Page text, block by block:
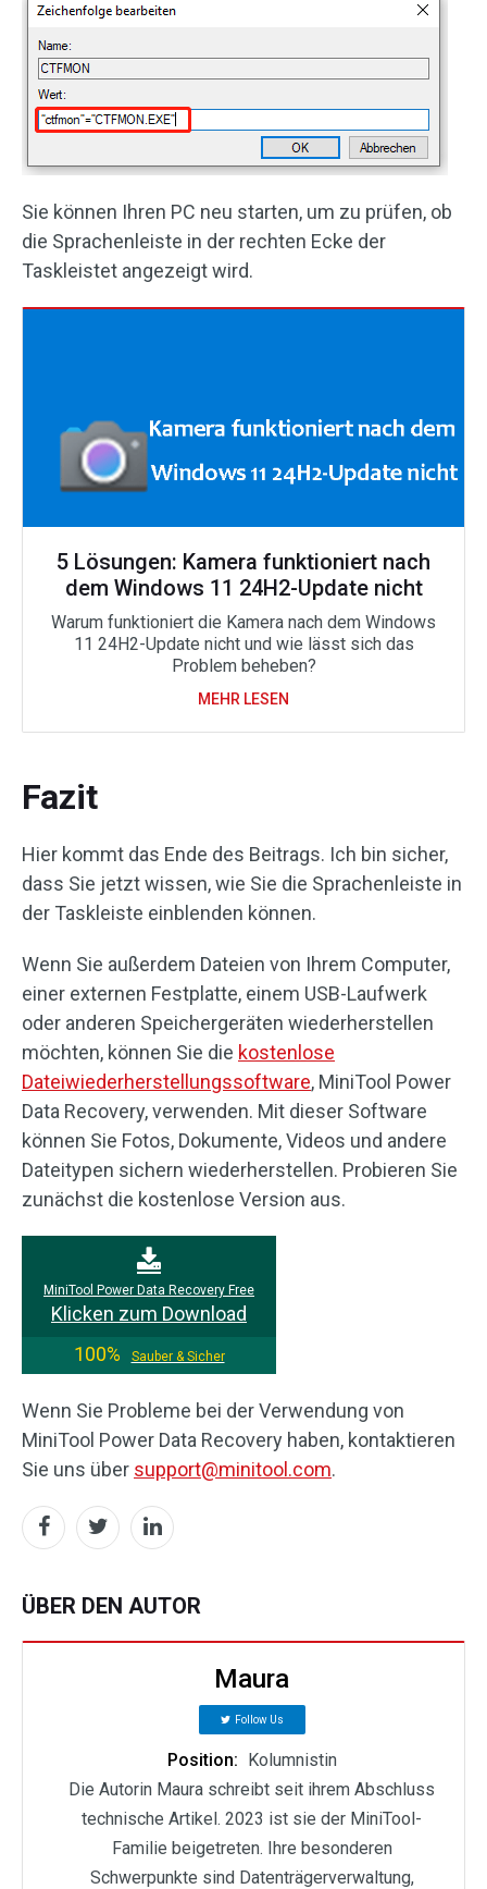
Sie können Ihren PC neu starten, um zu prüfen, ob
die Sprachenleiste in der rechten Ecke der
Taskleistet angezeigt wird.
5 Lösungen: Kamera funktioniert nach
dem Windows 11 24H2-Update nicht
Warum funktioniert die Kamera nach dem Windows
11 24H2-Update nicht und wie lässt sich das
Problem beheben?
MEHR LESEN
Fazit
Hier kommt das Ende des Beitrags. Ich bin sicher,
dass Sie jetzt wissen, wie Sie die Sprachenleiste in
der Taskleiste einblenden können.
Wenn Sie außerdem Dateien von Ihrem Computer,
einer externen Festplatte, einem USB-Laufwerk
oder anderen Speichergeräten wiederherstellen
möchten, können Sie die kostenlose
Dateiwiederherstellungssoftware, MiniTool Power
Data Recovery, verwenden. Mit dieser Software
können Sie Fotos, Dokumente, Videos und andere
Dateitypen sichern wiederherstellen. Probieren Sie
zunächst die kostenlose Version aus.
MiniTool Power Data Recovery Free
Klicken zum Download
100%
Sauber & Sicher
Wenn Sie Probleme bei der Verwendung von
MiniTool Power Data Recovery haben, kontaktieren
Sie uns über support@minitool.com.
ÜBER DEN AUTOR
Maura
Follow Us
Position: Kolumnistin
Die Autorin Maura schreibt seit ihrem Abschluss
technische Artikel. 2023 ist sie der MiniTool-
Familie beigetreten. Ihre besonderen
Schwerpunkte sind Datenträgerverwaltung,